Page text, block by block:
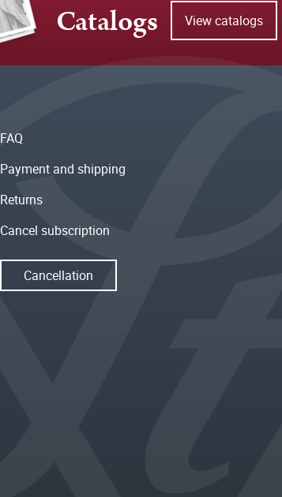
Catalogs View catalogs
FAQ
Payment and shipping
Returns
Cancel subscription
Cancellation